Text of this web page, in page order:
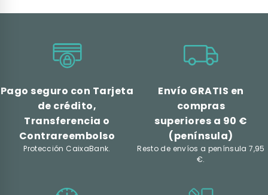
Pago seguro con Tarjeta
de crédito,
Transferencia o
Contrareembolso
Protección CaixaBank.
Envío GRATIS en
compras
superiores a 90 €
(península)
Resto de envíos a península 7,95
€.